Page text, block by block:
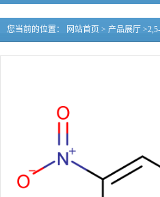
您当前的位置： 网站首页 > 产品展厅 >